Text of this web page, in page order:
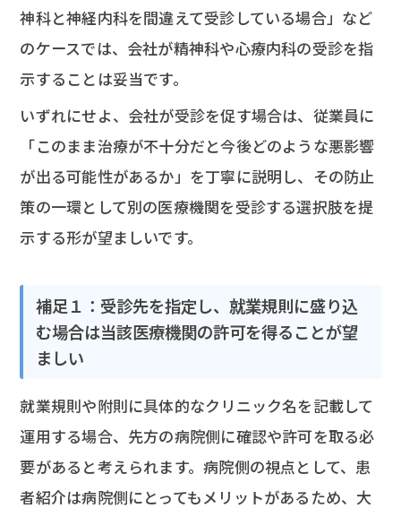
神科と神経内科を間違えて受診している場合」など
のケースでは、会社が精神科や心療内科の受診を指
示することは妥当です。
いずれにせよ、会社が受診を促す場合は、従業員に
「このまま治療が不十分だと今後どのような悪影響
が出る可能性があるか」を丁寧に説明し、その防止
策の一環として別の医療機関を受診する選択肢を提
示する形が望ましいです。
補足１：受診先を指定し、就業規則に盛り込
む場合は当該医療機関の許可を得ることが望
ましい
就業規則や附則に具体的なクリニック名を記載して
運用する場合、先方の病院側に確認や許可を取る必
要があると考えられます。病院側の視点として、患
者紹介は病院側にとってもメリットがあるため、大